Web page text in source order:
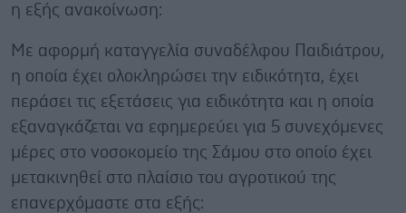
η εξής ανακοίνωση:
Με αφορμή καταγγελία συναδέλφου Παιδιάτρου,
η οποία έχει ολοκληρώσει την ειδικότητα, έχει
περάσει τις εξετάσεις για ειδικότητα και η οποία
εξαναγκάζεται να εφημερεύει για 5 συνεχόμενες
μέρες στο νοσοκομείο της Σάμου στο οποίο έχει
μετακινηθεί στο πλαίσιο του αγροτικού της
επανερχόμαστε στα εξής: